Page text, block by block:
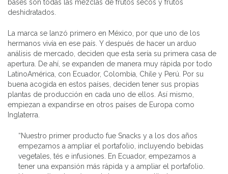
bases son todas las mezclas de frutos secos y frutos
deshidratados.
La marca se lanzó primero en México, por que uno de los
hermanos vivía en ese país. Y después de hacer un arduo
análisis de mercado, deciden que esta sería su primera casa de
apertura. De ahí, se expanden de manera muy rápida por todo
LatinoAmérica, con Ecuador, Colombia, Chile y Perú. Por su
buena acogida en estos países, deciden tener sus propias
plantas de producción en cada uno de ellos. Así mismo,
empiezan a expandirse en otros países de Europa como
Inglaterra.
“Nuestro primer producto fue Snacks y a los dos años
empezamos a ampliar el portafolio, incluyendo bebidas
vegetales, tés e infusiones. En Ecuador, empezamos a
tener una expansión más rápida y a ampliar el portafolio.